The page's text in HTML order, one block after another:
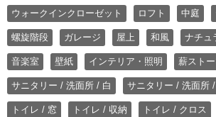
ウォークインクローゼット ロフト 中庭
螺旋階段 ガレージ 屋上 和風 ナチュ
音楽室 壁紙 インテリア・照明 薪スト
サニタリー / 洗面所 / 白 サニタリー / 洗面所
トイレ / 窓 トイレ / 収納 トイレ / クロス